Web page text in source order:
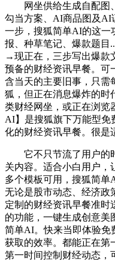
网坐供给生成自配图、
勾当方案、AI商品图及AI
一步，搜狐简单AI的这一
报、种草笔记、爆款题目
→现正在，三步写出爆款
预备的财经资讯早餐。可
含当天的主要旧事，只需
狐，但正在消息爆炸的时
类财经网坐，或正在浏览
AI】是搜狐旗下万能型免
化的财经资讯早餐。很是
它不只节流了用户的
关内容。适合小白用户，
多个模板可用，搜狐简单
无论是股市动态、经济政
定制的财经资讯早餐准
的功能，一键生成创意美
简单AI。快来当即体验免
获取的效率。都能正在第
第一时间控制财经动态，